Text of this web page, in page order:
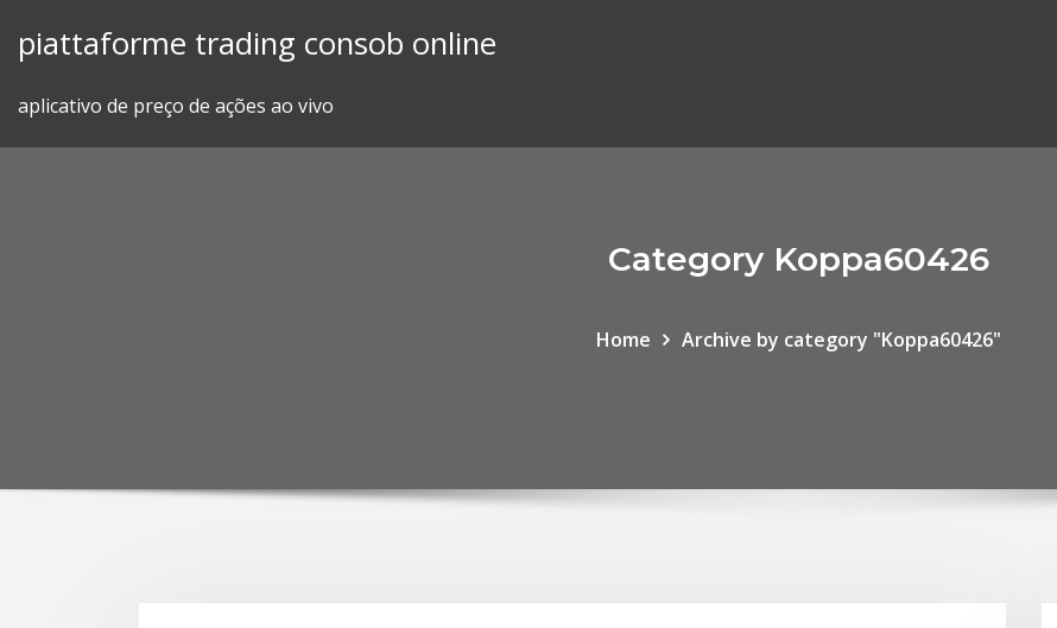
piattaforme trading consob online
aplicativo de preço de ações ao vivo
Category Koppa60426
Home Archive by category "Koppa60426"